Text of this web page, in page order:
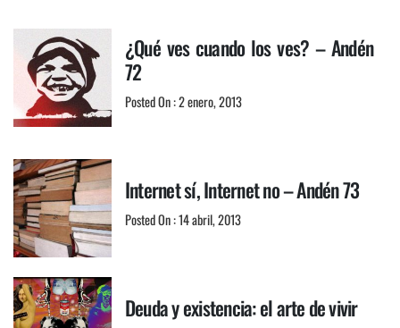
¿Qué ves cuando los ves? – Andén
72
Posted On : 2 enero, 2013
Internet sí, Internet no – Andén 73
Posted On : 14 abril, 2013
Deuda y existencia: el arte de vivir